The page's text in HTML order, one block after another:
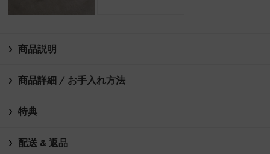
商品説明
商品詳細 / お手入れ方法
特典
配送 & 返品